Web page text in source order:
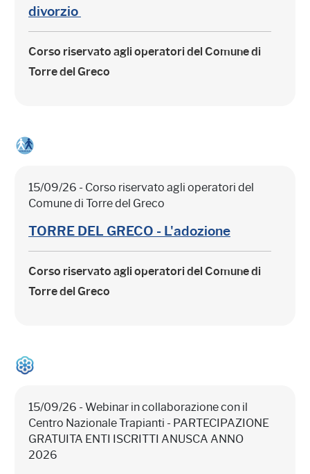
divorzio
Corso riservato agli operatori del Comune di
Torre del Greco
15/09/26 - Corso riservato agli operatori del
Comune di Torre del Greco
TORRE DEL GRECO - L'adozione
Corso riservato agli operatori del Comune di
Torre del Greco
15/09/26 - Webinar in collaborazione con il
Centro Nazionale Trapianti - PARTECIPAZIONE
GRATUITA ENTI ISCRITTI ANUSCA ANNO
2026